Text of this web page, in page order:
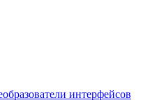
интерфейсов